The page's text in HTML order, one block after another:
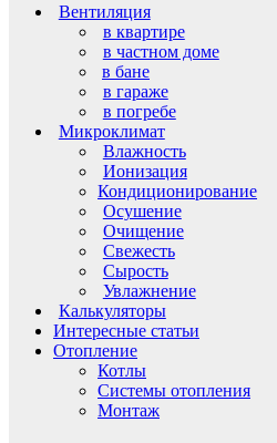
Вентиляция
в квартире
в частном доме
в бане
в гараже
в погребе
Микроклимат
Влажность
Ионизация
Кондиционирование
Осушение
Очищение
Свежесть
Сырость
Увлажнение
Калькуляторы
Интересные статьи
Отопление
Котлы
Системы отопления
Монтаж